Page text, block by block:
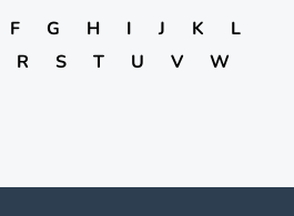
F G H I J K
L
R S T U V
W